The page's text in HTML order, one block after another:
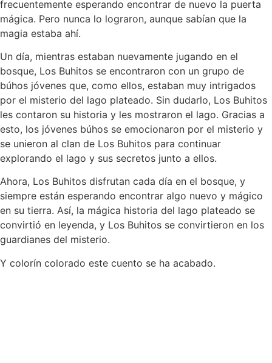
frecuentemente esperando encontrar de nuevo la puerta
mágica. Pero nunca lo lograron, aunque sabían que la
magia estaba ahí.
Un día, mientras estaban nuevamente jugando en el
bosque, Los Buhitos se encontraron con un grupo de
búhos jóvenes que, como ellos, estaban muy intrigados
por el misterio del lago plateado. Sin dudarlo, Los Buhitos
les contaron su historia y les mostraron el lago. Gracias a
esto, los jóvenes búhos se emocionaron por el misterio y
se unieron al clan de Los Buhitos para continuar
explorando el lago y sus secretos junto a ellos.
Ahora, Los Buhitos disfrutan cada día en el bosque, y
siempre están esperando encontrar algo nuevo y mágico
en su tierra. Así, la mágica historia del lago plateado se
convirtió en leyenda, y Los Buhitos se convirtieron en los
guardianes del misterio.
Y colorín colorado este cuento se ha acabado.